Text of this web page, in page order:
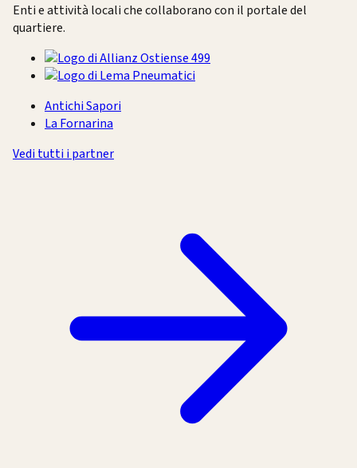
Enti e attività locali che collaborano con il portale del
quartiere.
Antichi Sapori
La Fornarina
Vedi tutti i partner